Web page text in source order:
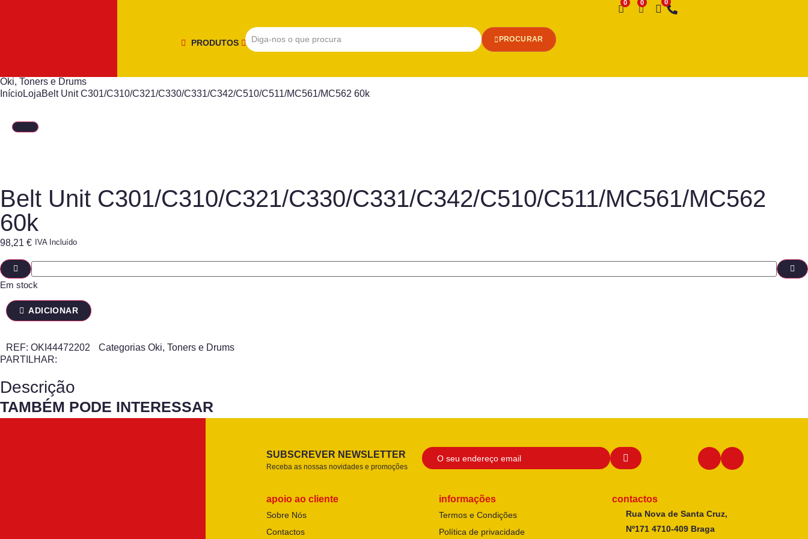
PRODUTOS PROCURAR
Desejo
Oki, Toners e Drums
InícioLojaBelt Unit C301/C310/C321/C330/C331/C342/C510/C511/MC561/MC562 60k
Belt Unit C301/C310/C321/C330/C331/C342/C510/C511/MC561/MC562
60k
98,21 € IVA Incluído
Em stock
ADICIONAR
REF: OKI44472202 Categorias Oki, Toners e Drums
PARTILHAR:
Descrição
TAMBÉM PODE INTERESSAR
SUBSCREVER NEWSLETTER
Receba as nossas novidades e promoções
apoio ao cliente
Sobre Nós
Contactos
informações
Termos e Condições
Política de privacidade
contactos
Rua Nova de Santa Cruz,
Nº171 4710-409 Braga